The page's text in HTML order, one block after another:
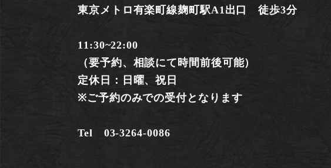
東京メトロ有楽町線麹町駅A1出口 徒歩3分
11:30~22:00
（要予約、相談にて時間前後可能）
定休日：日曜、祝日
※ご予約のみでの受付となります
Tel 03-3264-0086